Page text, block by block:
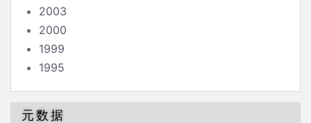
2003
2000
1999
1995
元数据